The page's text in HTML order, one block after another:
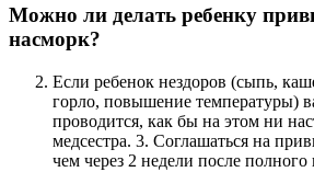
Можно ли делать ребенку
насморк?
Если ребенок нездоров (сыпь,
горло, повышение температуры)
проводится, как бы на этом ни
медсестра. 3. Соглашаться на
чем через 2 недели после